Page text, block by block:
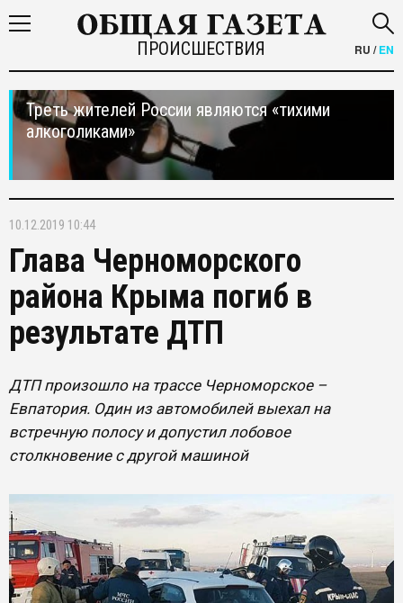
ПРОИСШЕСТВИЯ RU /EN
Треть жителей России являются «тихими
алкоголиками»
10.12.2019 10:44
Глава Черноморского
района Крыма погиб в
результате ДТП
ДТП произошло на трассе Черноморское –
Евпатория. Один из автомобилей выехал на
встречную полосу и допустил лобовое
столкновение с другой машиной